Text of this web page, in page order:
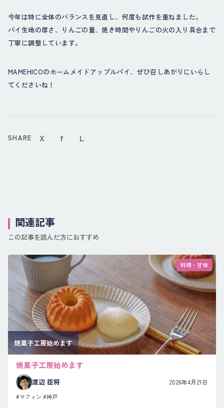
今年は特に全体のバランスを見直し、何度も試作を重ねました。
パイ生地の厚さ、りんごの量、焼き時間やりんごの火の入り具合まで
丁寧に調整しています。
MAMEHICOのホームメイドアップルパイ、ぜひ召しあがりにいらし
てくださいね！
SHARE X f L
関連記事
この記事を読んだ方におすすめ
料理・甘味
焼菓子工房始めます
焼菓子工房始めます
渡辺 臣将 2026年4月21日
#マフィン #神戸